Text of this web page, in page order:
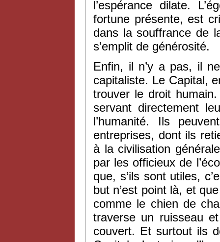
l’espérance dilate.
fortune présente, est
dans la souffrance de
s’emplit de générosité.
Enfin, il n’y a pas, il
capitaliste. Le Capital,
trouver le droit
servant directement
l’humanité. Ils
entreprises, dont ils
à la civilisation
par les officieux de
que, s’ils sont utiles,
but n’est point là, et
comme le chien de
traverse un ruisseau
couvert. Et surtout ils